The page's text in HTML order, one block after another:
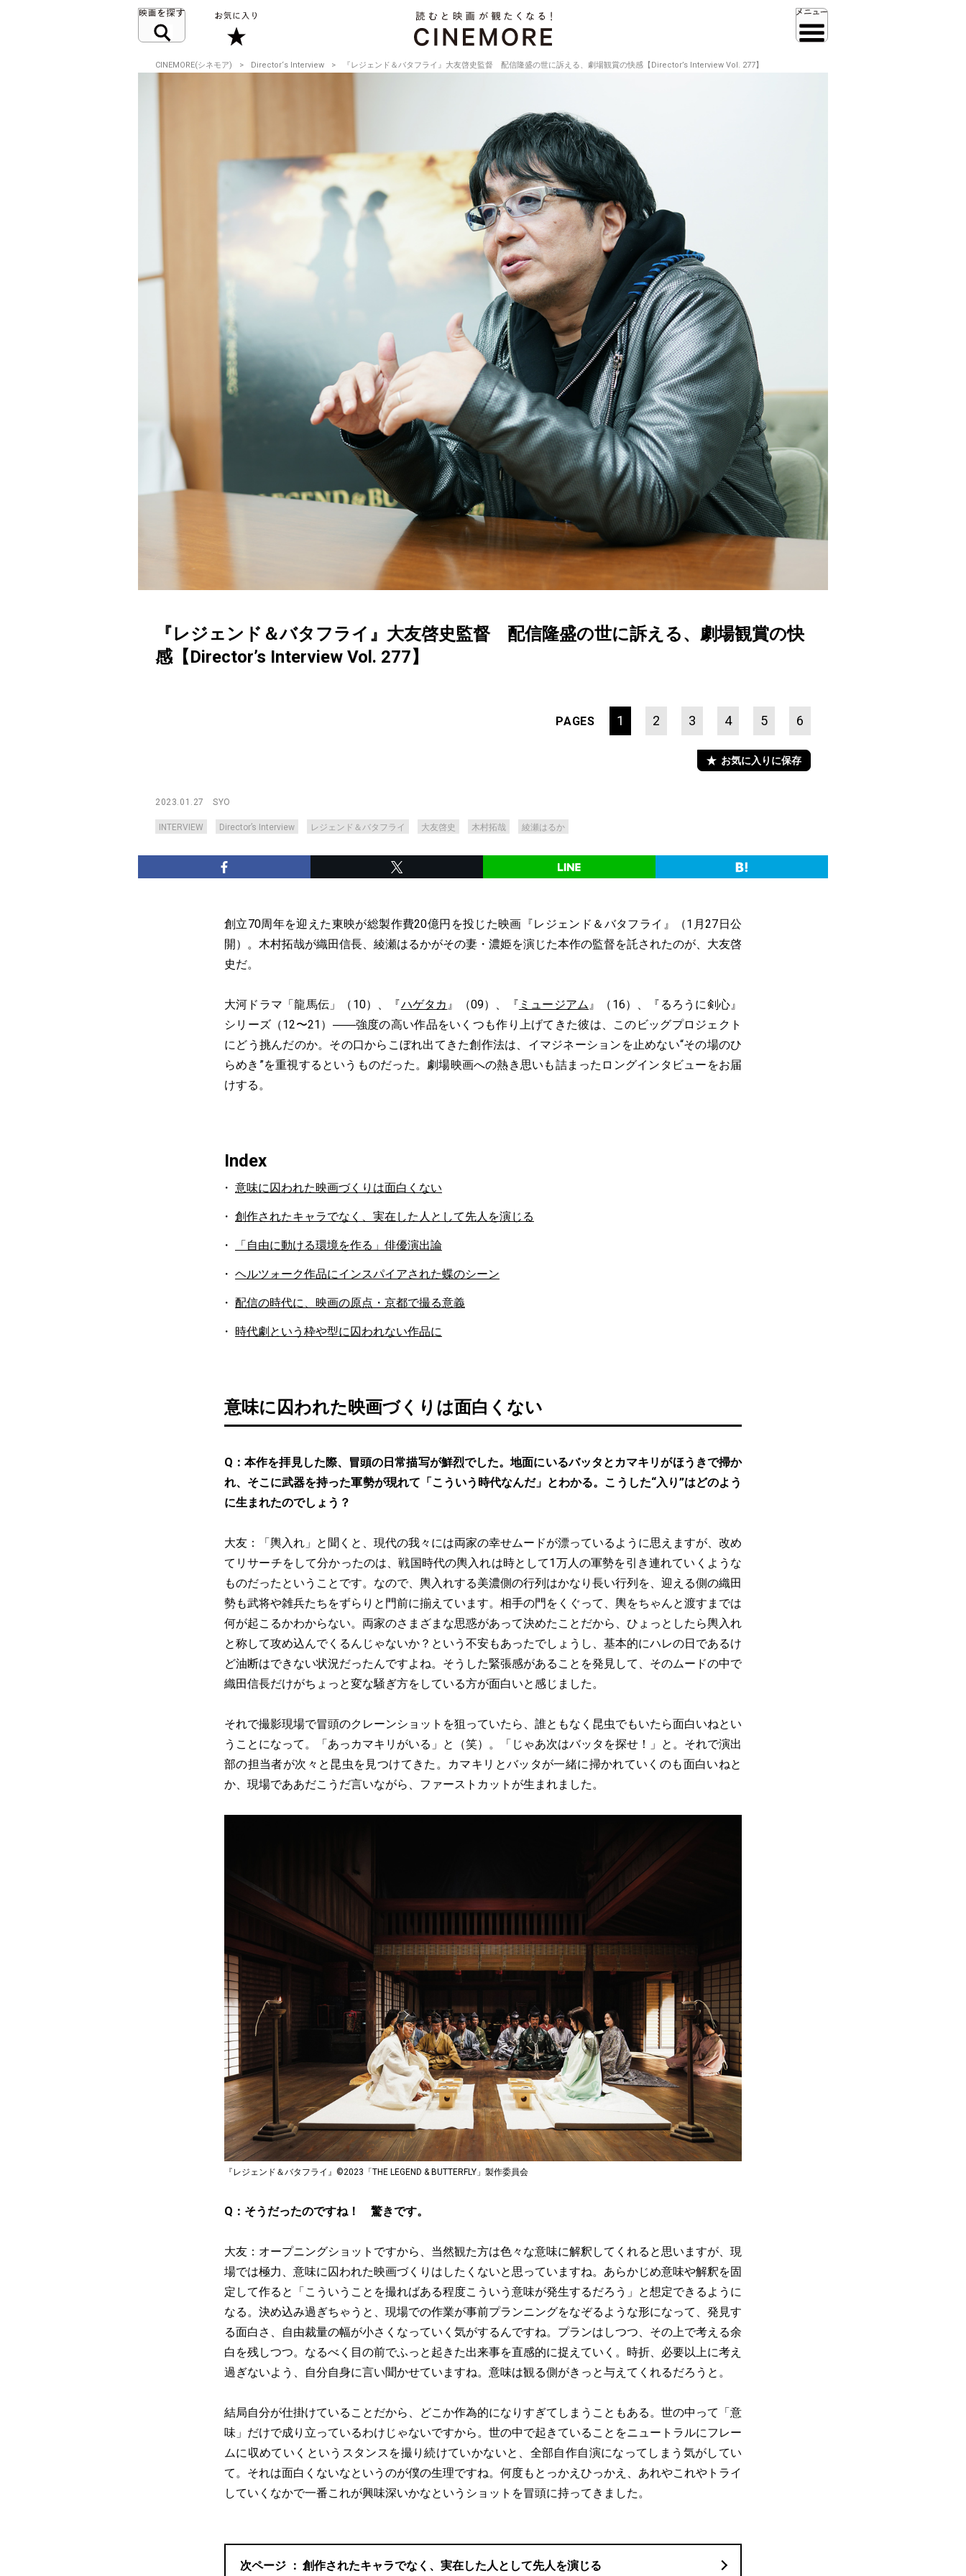
CINEMORE(シネモア) Director‘s Interview 『レジェンド＆バタフライ』大友啓史監督 配信隆盛の世に訴える、劇場観賞の快感【Director’s Interview Vol. 277】
『レジェンド＆バタフライ』大友啓史監督 配信隆盛の世に訴える、劇場観賞の快
感【Director’s Interview Vol. 277】
PAGES 1 2 3 4 5 6
お気に入りに保存
2023.01.27 SYO
INTERVIEW Director’s Interview レジェンド＆バタフライ 大友啓史 木村拓哉 綾瀬はるか
創立70周年を迎えた東映が総製作費20億円を投じた映画『レジェンド＆バタフライ』（1月27日公
開）。木村拓哉が織田信長、綾瀬はるかがその妻・濃姫を演じた本作の監督を託されたのが、大友啓
史だ。
大河ドラマ「龍馬伝」（10）、『ハゲタカ 』（09）、『 ミュージアム』（16）、『るろうに剣心』
シリーズ（12〜21）――強度の高い作品をいくつも作り上げてきた彼は、このビッグプロジェクト
にどう挑んだのか。その口からこぼれ出てきた創作法は、イマジネーションを止めない“その場のひ
らめき”を重視するというものだった。劇場映画への熱き思いも詰まったロングインタビューをお届
けする。
Index
意味に囚われた映画づくりは面白くない
創作されたキャラでなく、実在した人として先人を演じる
「自由に動ける環境を作る」俳優演出論
ヘルツォーク作品にインスパイアされた蝶のシーン
配信の時代に、映画の原点・京都で撮る意義
時代劇という枠や型に囚われない作品に
意味に囚われた映画づくりは面白くない
Q：本作を拝見した際、冒頭の日常描写が鮮烈でした。地面にいるバッタとカマキリがほうきで掃か
れ、そこに武器を持った軍勢が現れて「こういう時代なんだ」とわかる。こうした“入り”はどのよう
に生まれたのでしょう？
大友：「輿入れ」と聞くと、現代の我々には両家の幸せムードが漂っているように思えますが、改め
てリサーチをして分かったのは、戦国時代の輿入れは時として1万人の軍勢を引き連れていくような
ものだったということです。なので、輿入れする美濃側の行列はかなり長い行列を、迎える側の織田
勢も武将や雑兵たちをずらりと門前に揃えています。相手の門をくぐって、輿をちゃんと渡すまでは
何が起こるかわからない。両家のさまざまな思惑があって決めたことだから、ひょっとしたら輿入れ
と称して攻め込んでくるんじゃないか？という不安もあったでしょうし、基本的にハレの日であるけ
ど油断はできない状況だったんですよね。そうした緊張感があることを発見して、そのムードの中で
織田信長だけがちょっと変な騒ぎ方をしている方が面白いと感じました。
それで撮影現場で冒頭のクレーンショットを狙っていたら、誰ともなく昆虫でもいたら面白いねとい
うことになって。「あっカマキリがいる」と（笑）。「じゃあ次はバッタを探せ！」と。それで演出
部の担当者が次々と昆虫を見つけてきた。カマキリとバッタが一緒に掃かれていくのも面白いねと
か、現場でああだこうだ言いながら、ファーストカットが生まれました。
『レジェンド＆バタフライ』©2023「THE LEGEND & BUTTERFLY」製作委員会
Q：そうだったのですね！ 驚きです。
大友：オープニングショットですから、当然観た方は色々な意味に解釈してくれると思いますが、現
場では極力、意味に囚われた映画づくりはしたくないと思っていますね。あらかじめ意味や解釈を固
定して作ると「こういうことを撮ればある程度こういう意味が発生するだろう」と想定できるように
なる。決め込み過ぎちゃうと、現場での作業が事前プランニングをなぞるような形になって、発見す
る面白さ、自由裁量の幅が小さくなっていく気がするんですね。プランはしつつ、その上で考える余
白を残しつつ。なるべく目の前でふっと起きた出来事を直感的に捉えていく。時折、必要以上に考え
過ぎないよう、自分自身に言い聞かせていますね。意味は観る側がきっと与えてくれるだろうと。
結局自分が仕掛けていることだから、どこか作為的になりすぎてしまうこともある。世の中って「意
味」だけで成り立っているわけじゃないですから。世の中で起きていることをニュートラルにフレー
ムに収めていくというスタンスを撮り続けていかないと、全部自作自演になってしまう気がしてい
て。それは面白くないなというのが僕の生理ですね。何度もとっかえひっかえ、あれやこれやトライ
していくなかで一番これが興味深いかなというショットを冒頭に持ってきました。
創作されたキャラでなく、実在した人として先人を演じる